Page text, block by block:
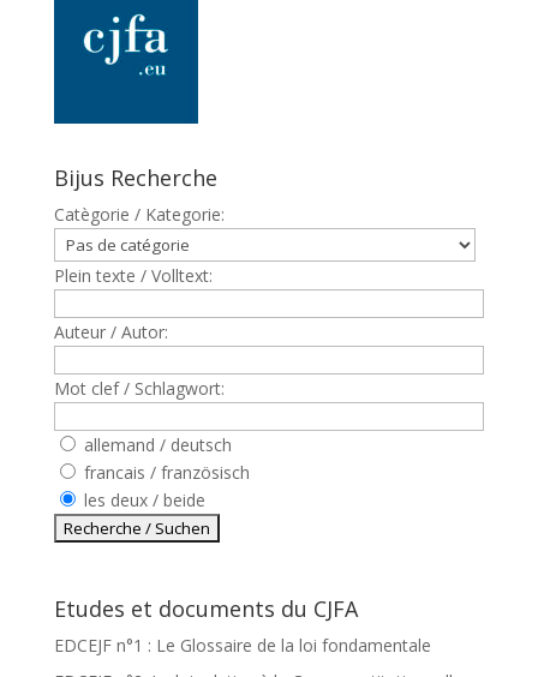
Bijus Recherche
Catègorie / Kategorie:
Plein texte / Volltext:
Auteur / Autor:
Mot clef / Schlagwort:
allemand / deutsch
francais / französisch
les deux / beide
Etudes et documents du CJFA
EDCEJF n°1 : Le Glossaire de la loi fondamentale